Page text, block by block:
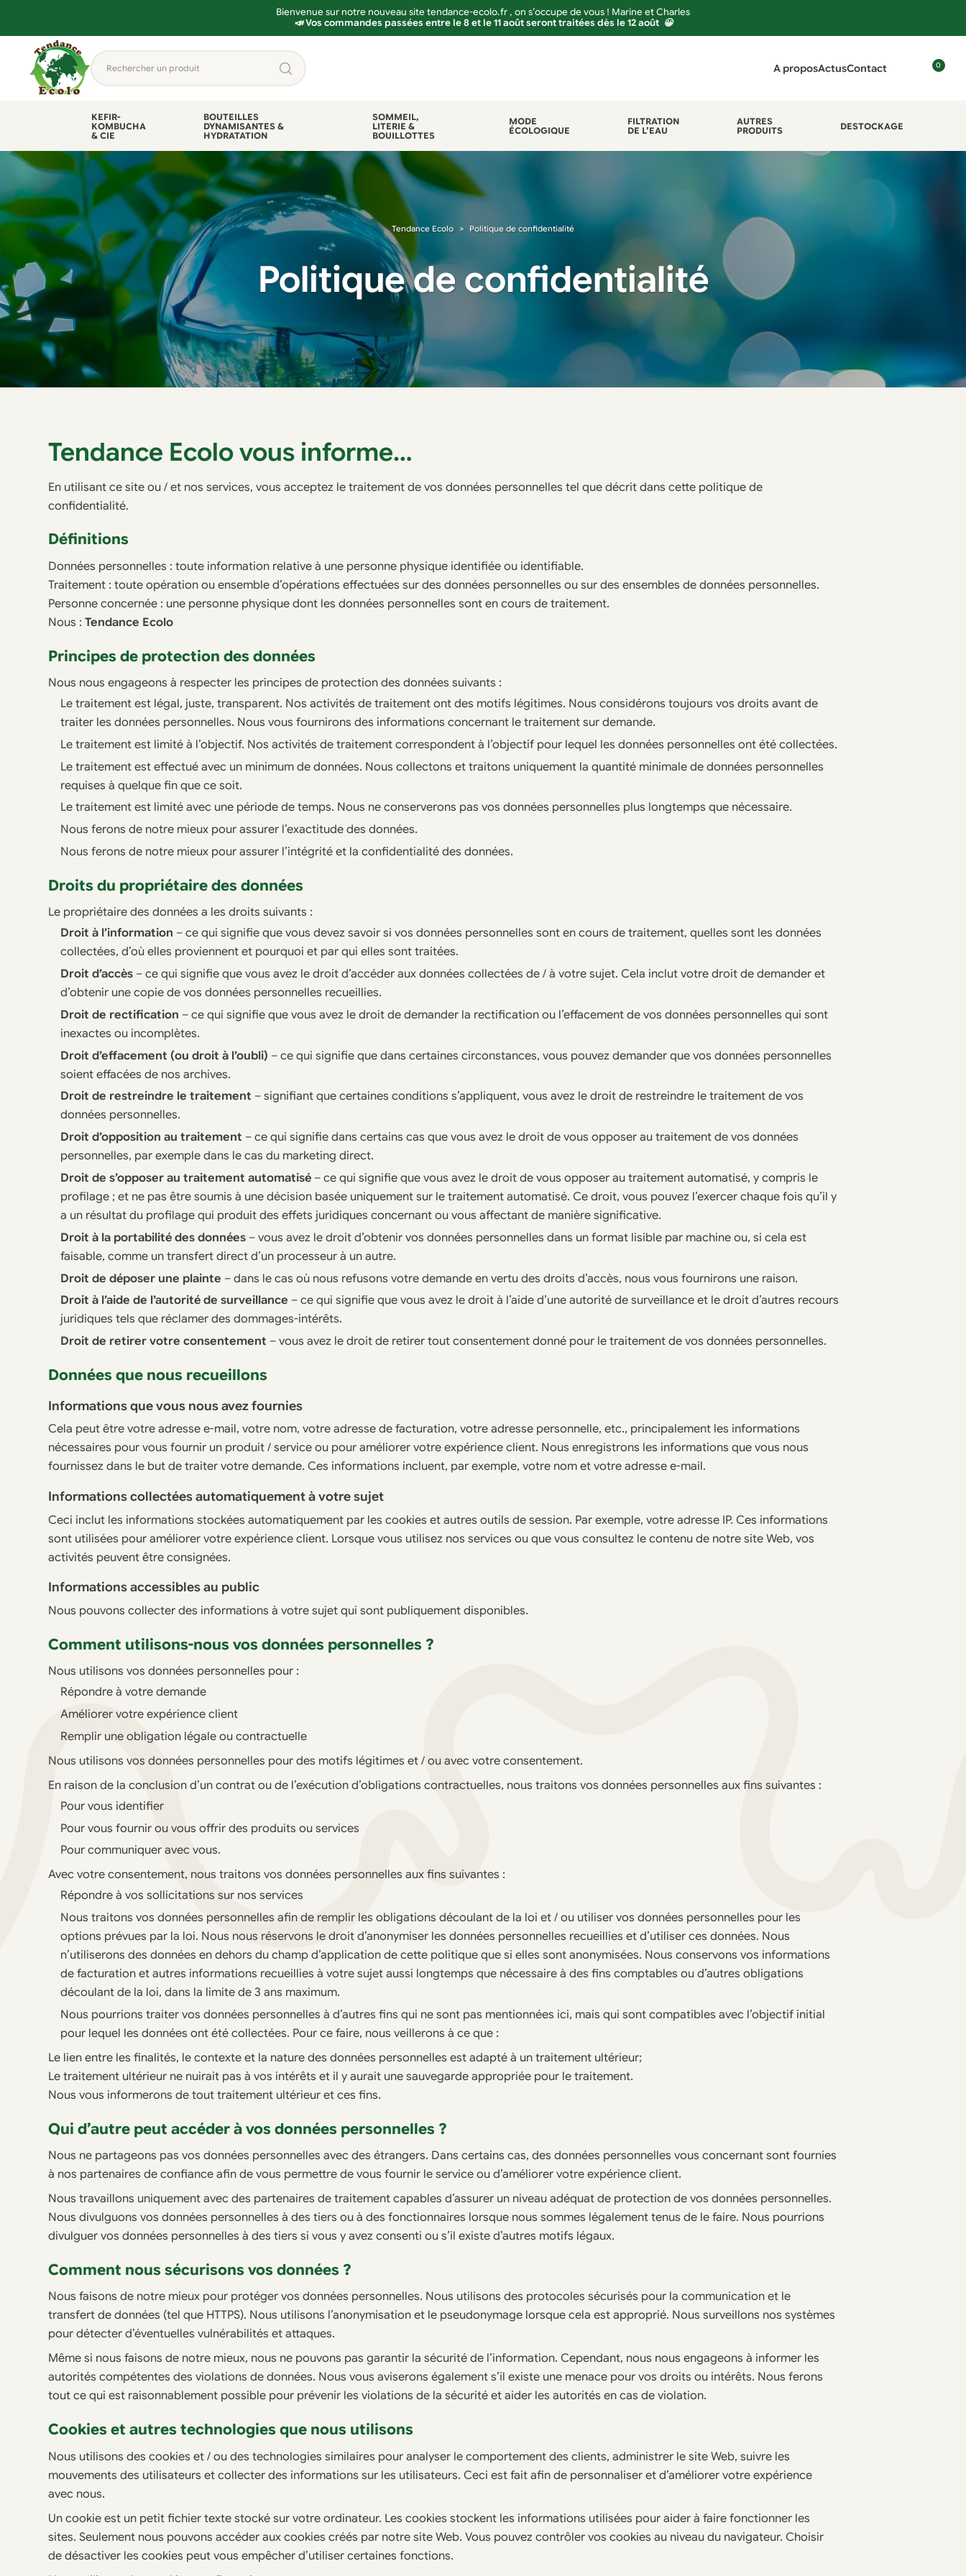
Bienvenue sur notre nouveau site tendance-ecolo.fr , on s’occupe de vous ! Marine et Charles
📣 Vos commandes passées entre le 8 et le 11 août seront traitées dès le 12 août 😀
contenu
Rechercher
un
A proposActusContact
n
e
0
KEFIR-
KOMBUCHA
& CIE
BOUTEILLES
DYNAMISANTES &
HYDRATATION
SOMMEIL,
LITERIE &
BOUILLOTTES
MODE
ÉCOLOGIQUE
FILTRATION
DE L’EAU
AUTRES
PRODUITS
DESTOCKAGE
Tendance Ecolo Politique de confidentialité
Politique de confidentialité
Tendance Ecolo vous informe…
En utilisant ce site ou / et nos services, vous acceptez le traitement de vos données personnelles tel que décrit dans cette politique de
confidentialité.
Définitions
Données personnelles : toute information relative à une personne physique identifiée ou identifiable.
Traitement : toute opération ou ensemble d’opérations effectuées sur des données personnelles ou sur des ensembles de données personnelles.
Personne concernée : une personne physique dont les données personnelles sont en cours de traitement.
Nous :Tendance Ecolo
Principes de protection des données
Nous nous engageons à respecter les principes de protection des données suivants :
Le traitement est légal, juste, transparent. Nos activités de traitement ont des motifs légitimes. Nous considérons toujours vos droits avant de
traiter les données personnelles. Nous vous fournirons des informations concernant le traitement sur demande.
Le traitement est limité à l’objectif. Nos activités de traitement correspondent à l’objectif pour lequel les données personnelles ont été collectées.
Le traitement est effectué avec un minimum de données. Nous collectons et traitons uniquement la quantité minimale de données personnelles
requises à quelque fin que ce soit.
Le traitement est limité avec une période de temps. Nous ne conserverons pas vos données personnelles plus longtemps que nécessaire.
Nous ferons de notre mieux pour assurer l’exactitude des données.
Nous ferons de notre mieux pour assurer l’intégrité et la confidentialité des données.
Droits du propriétaire des données
Le propriétaire des données a les droits suivants :
Droit à l’information – ce qui signifie que vous devez savoir si vos données personnelles sont en cours de traitement, quelles sont les données
collectées, d’où elles proviennent et pourquoi et par qui elles sont traitées.
Droit d’accès – ce qui signifie que vous avez le droit d’accéder aux données collectées de / à votre sujet. Cela inclut votre droit de demander et
d’obtenir une copie de vos données personnelles recueillies.
Droit de rectification – ce qui signifie que vous avez le droit de demander la rectification ou l’effacement de vos données personnelles qui sont
inexactes ou incomplètes.
Droit d’effacement (ou droit à l’oubli) – ce qui signifie que dans certaines circonstances, vous pouvez demander que vos données personnelles
soient effacées de nos archives.
Droit de restreindre le traitement – signifiant que certaines conditions s’appliquent, vous avez le droit de restreindre le traitement de vos
données personnelles.
Droit d’opposition au traitement – ce qui signifie dans certains cas que vous avez le droit de vous opposer au traitement de vos données
personnelles, par exemple dans le cas du marketing direct.
Droit de s’opposer au traitement automatisé – ce qui signifie que vous avez le droit de vous opposer au traitement automatisé, y compris le
profilage ; et ne pas être soumis à une décision basée uniquement sur le traitement automatisé. Ce droit, vous pouvez l’exercer chaque fois qu’il y
a un résultat du profilage qui produit des effets juridiques concernant ou vous affectant de manière significative.
Droit à la portabilité des données – vous avez le droit d’obtenir vos données personnelles dans un format lisible par machine ou, si cela est
faisable, comme un transfert direct d’un processeur à un autre.
Droit de déposer une plainte – dans le cas où nous refusons votre demande en vertu des droits d’accès, nous vous fournirons une raison.
Droit à l’aide de l’autorité de surveillance – ce qui signifie que vous avez le droit à l’aide d’une autorité de surveillance et le droit d’autres recours
juridiques tels que réclamer des dommages-intérêts.
Droit de retirer votre consentement – vous avez le droit de retirer tout consentement donné pour le traitement de vos données personnelles.
Données que nous recueillons
Informations que vous nous avez fournies
Cela peut être votre adresse e-mail, votre nom, votre adresse de facturation, votre adresse personnelle, etc., principalement les informations
nécessaires pour vous fournir un produit / service ou pour améliorer votre expérience client. Nous enregistrons les informations que vous nous
fournissez dans le but de traiter votre demande. Ces informations incluent, par exemple, votre nom et votre adresse e-mail.
Informations collectées automatiquement à votre sujet
Ceci inclut les informations stockées automatiquement par les cookies et autres outils de session. Par exemple, votre adresse IP. Ces informations
sont utilisées pour améliorer votre expérience client. Lorsque vous utilisez nos services ou que vous consultez le contenu de notre site Web, vos
activités peuvent être consignées.
Informations accessibles au public
Nous pouvons collecter des informations à votre sujet qui sont publiquement disponibles.
Comment utilisons-nous vos données personnelles ?
Nous utilisons vos données personnelles pour :
Répondre à votre demande
Améliorer votre expérience client
Remplir une obligation légale ou contractuelle
Nous utilisons vos données personnelles pour des motifs légitimes et / ou avec votre consentement.
En raison de la conclusion d’un contrat ou de l’exécution d’obligations contractuelles, nous traitons vos données personnelles aux fins suivantes :
Pour vous identifier
Pour vous fournir ou vous offrir des produits ou services
Pour communiquer avec vous.
Avec votre consentement, nous traitons vos données personnelles aux fins suivantes :
Répondre à vos sollicitations sur nos services
Nous traitons vos données personnelles afin de remplir les obligations découlant de la loi et / ou utiliser vos données personnelles pour les
options prévues par la loi. Nous nous réservons le droit d’anonymiser les données personnelles recueillies et d’utiliser ces données. Nous
n’utiliserons des données en dehors du champ d’application de cette politique que si elles sont anonymisées. Nous conservons vos informations
de facturation et autres informations recueillies à votre sujet aussi longtemps que nécessaire à des fins comptables ou d’autres obligations
découlant de la loi, dans la limite de 3 ans maximum.
Nous pourrions traiter vos données personnelles à d’autres fins qui ne sont pas mentionnées ici, mais qui sont compatibles avec l’objectif initial
pour lequel les données ont été collectées. Pour ce faire, nous veillerons à ce que :
Le lien entre les finalités, le contexte et la nature des données personnelles est adapté à un traitement ultérieur;
Le traitement ultérieur ne nuirait pas à vos intérêts et il y aurait une sauvegarde appropriée pour le traitement.
Nous vous informerons de tout traitement ultérieur et ces fins.
Qui d’autre peut accéder à vos données personnelles ?
Nous ne partageons pas vos données personnelles avec des étrangers. Dans certains cas, des données personnelles vous concernant sont fournies
à nos partenaires de confiance afin de vous permettre de vous fournir le service ou d’améliorer votre expérience client.
Nous travaillons uniquement avec des partenaires de traitement capables d’assurer un niveau adéquat de protection de vos données personnelles.
Nous divulguons vos données personnelles à des tiers ou à des fonctionnaires lorsque nous sommes légalement tenus de le faire. Nous pourrions
divulguer vos données personnelles à des tiers si vous y avez consenti ou s’il existe d’autres motifs légaux.
Comment nous sécurisons vos données ?
Nous faisons de notre mieux pour protéger vos données personnelles. Nous utilisons des protocoles sécurisés pour la communication et le
transfert de données (tel que HTTPS). Nous utilisons l’anonymisation et le pseudonymage lorsque cela est approprié. Nous surveillons nos systèmes
pour détecter d’éventuelles vulnérabilités et attaques.
Même si nous faisons de notre mieux, nous ne pouvons pas garantir la sécurité de l’information. Cependant, nous nous engageons à informer les
autorités compétentes des violations de données. Nous vous aviserons également s’il existe une menace pour vos droits ou intérêts. Nous ferons
tout ce qui est raisonnablement possible pour prévenir les violations de la sécurité et aider les autorités en cas de violation.
Cookies et autres technologies que nous utilisons
Nous utilisons des cookies et / ou des technologies similaires pour analyser le comportement des clients, administrer le site Web, suivre les
mouvements des utilisateurs et collecter des informations sur les utilisateurs. Ceci est fait afin de personnaliser et d’améliorer votre expérience
avec nous.
Un cookie est un petit fichier texte stocké sur votre ordinateur. Les cookies stockent les informations utilisées pour aider à faire fonctionner les
sites. Seulement nous pouvons accéder aux cookies créés par notre site Web. Vous pouvez contrôler vos cookies au niveau du navigateur. Choisir
de désactiver les cookies peut vous empêcher d’utiliser certaines fonctions.